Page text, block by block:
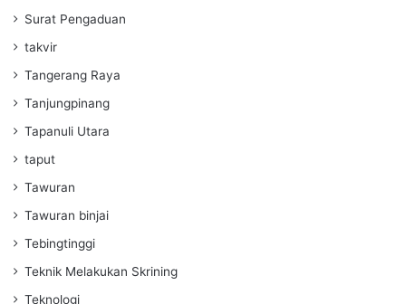
Surat Pengaduan
takvir
Tangerang Raya
Tanjungpinang
Tapanuli Utara
taput
Tawuran
Tawuran binjai
Tebingtinggi
Teknik Melakukan Skrining
Teknologi